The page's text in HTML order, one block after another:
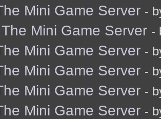
Mini Game Server -
Mini Game Server -
Mini Game Server -
Mini Game Server -
Mini Game Server -
Mini Game Server -